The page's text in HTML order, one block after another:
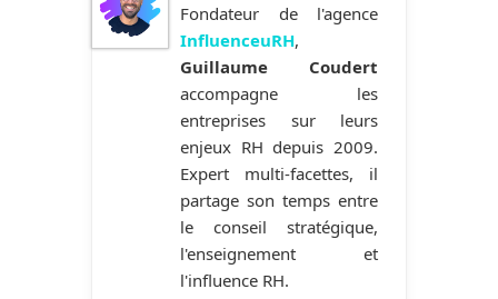
Fondateur de l'agence
InfluenceuRH,
Guillaume Coudert
accompagne les
entreprises sur leurs
enjeux RH depuis 2009.
Expert multi-facettes, il
partage son temps entre
le conseil stratégique,
l'enseignement et
l'influence RH.